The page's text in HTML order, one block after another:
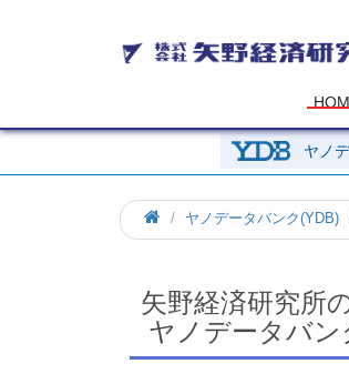
矢
野
研
究
所
ヤノ
ホ
ー
ヤノデータバンク(YDB)
矢野経済研究所
ヤノデータバン